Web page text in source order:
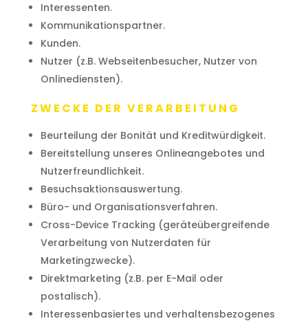
Interessenten.
Kommunikationspartner.
Kunden.
Nutzer (z.B. Webseitenbesucher, Nutzer von
Onlinediensten).
ZWECKE DER VERARBEITUNG
Beurteilung der Bonität und Kreditwürdigkeit.
Bereitstellung unseres Onlineangebotes und
Nutzerfreundlichkeit.
Besuchsaktionsauswertung.
Büro- und Organisationsverfahren.
Cross-Device Tracking (geräteübergreifende
Verarbeitung von Nutzerdaten für
Marketingzwecke).
Direktmarketing (z.B. per E-Mail oder
postalisch).
Interessenbasiertes und verhaltensbezogenes